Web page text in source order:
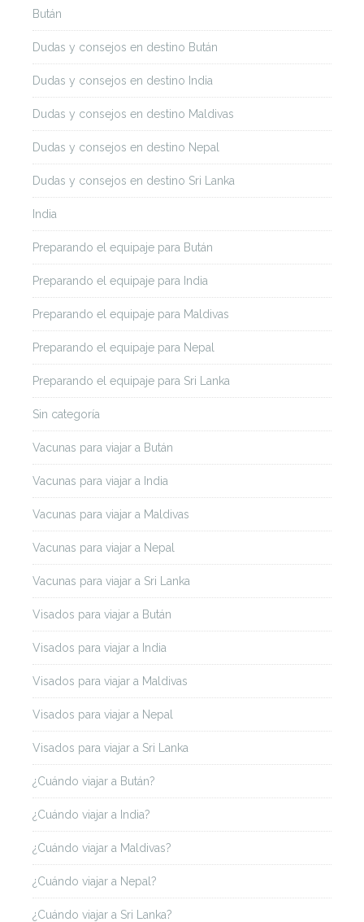
Bután
Dudas y consejos en destino Bután
Dudas y consejos en destino India
Dudas y consejos en destino Maldivas
Dudas y consejos en destino Nepal
Dudas y consejos en destino Sri Lanka
India
Preparando el equipaje para Bután
Preparando el equipaje para India
Preparando el equipaje para Maldivas
Preparando el equipaje para Nepal
Preparando el equipaje para Sri Lanka
Sin categoría
Vacunas para viajar a Bután
Vacunas para viajar a India
Vacunas para viajar a Maldivas
Vacunas para viajar a Nepal
Vacunas para viajar a Sri Lanka
Visados para viajar a Bután
Visados para viajar a India
Visados para viajar a Maldivas
Visados para viajar a Nepal
Visados para viajar a Sri Lanka
¿Cuándo viajar a Bután?
¿Cuándo viajar a India?
¿Cuándo viajar a Maldivas?
¿Cuándo viajar a Nepal?
¿Cuándo viajar a Sri Lanka?